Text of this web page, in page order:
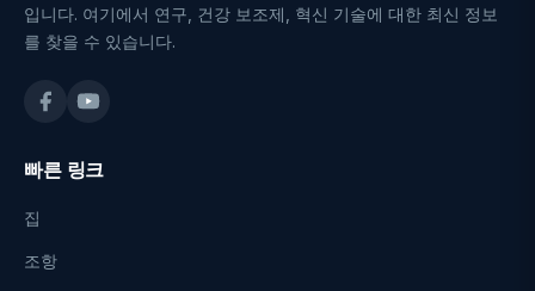
입니다. 여기에서 연구, 건강 보조제, 혁신 기술에 대한 최신 정보
를 찾을 수 있습니다.
빠른 링크
집
조항